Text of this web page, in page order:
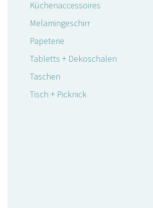
Küchenaccessoires
Melamingeschirr
Papeterie
Tabletts + Dekoschalen
Taschen
Tisch + Picknick